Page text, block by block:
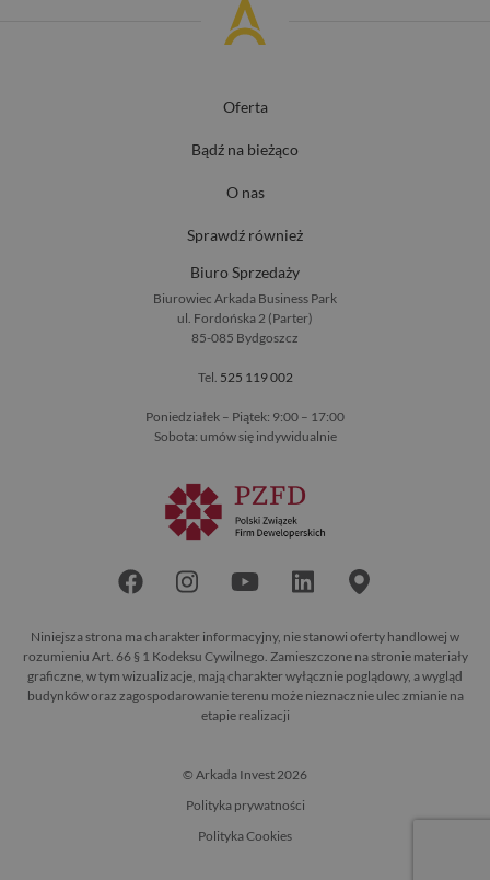
Oferta
Bądź na bieżąco
O nas
Sprawdź również
Biuro Sprzedaży
Biurowiec Arkada Business Park
ul. Fordońska 2 (Parter)
85-085 Bydgoszcz
Tel. 525 119 002
Poniedziałek – Piątek: 9:00 – 17:00
Sobota: umów się indywidualnie
Niniejsza strona ma charakter informacyjny, nie stanowi oferty handlowej w
rozumieniu Art. 66 § 1 Kodeksu Cywilnego. Zamieszczone na stronie materiały
graficzne, w tym wizualizacje, mają charakter wyłącznie poglądowy, a wygląd
budynków oraz zagospodarowanie terenu może nieznacznie ulec zmianie na
etapie realizacji
© Arkada Invest 2026
Polityka prywatności
Polityka Cookies